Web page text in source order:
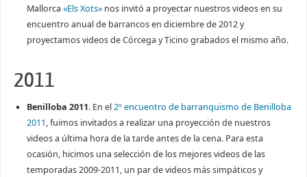
Mallorca «Els Xots»nos invitó a proyectar nuestros videos en su
encuentro anual de barrancos en diciembre de 2012 y
proyectamos videos de Córcega y Ticino grabados el mismo año.
2011
Benilloba 2011. En el2º encuentro de barranquismo de Benilloba
2011, fuimos invitados a realizar una proyección de nuestros
videos a última hora de la tarde antes de la cena. Para esta
ocasión, hicimos una selección de los mejores videos de las
temporadas 2009-2011, un par de videos más simpáticos y